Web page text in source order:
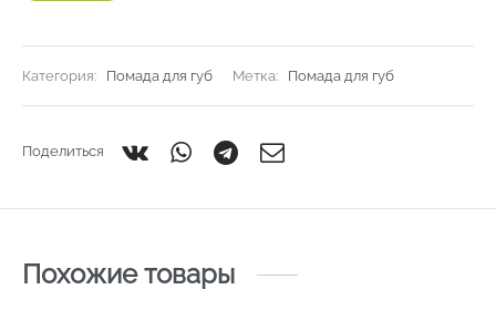
Категория: Помада для губ Метка: Помада для губ
Поделиться
Похожие товары